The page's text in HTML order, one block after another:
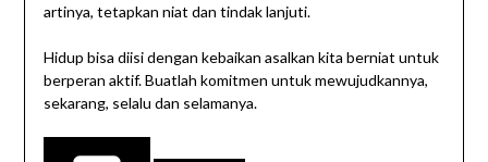
artinya, tetapkan niat dan tindak lanjuti.
Hidup bisa diisi dengan kebaikan asalkan kita berniat untuk
berperan aktif. Buatlah komitmen untuk mewujudkannya,
sekarang, selalu dan selamanya.